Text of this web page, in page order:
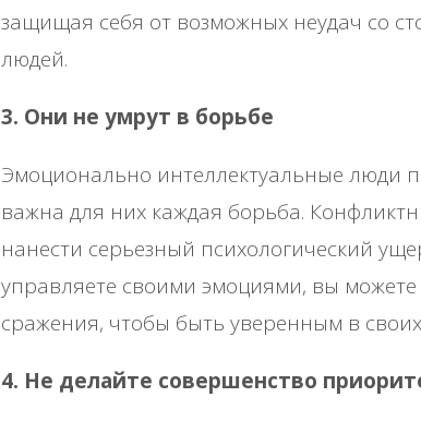
защищая себя от возможных неудач со
людей.
3. Они не умрут в борьбе
Эмоционально интеллектуальные люди
важна для них каждая борьба.
нанести серьезный психологический
управляете своими эмоциями, вы
сражения, чтобы быть уверенным в
4. Не делайте совершенство